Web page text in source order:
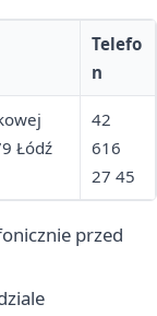
Telefo
n
Łódź
42
616
27 45
przed